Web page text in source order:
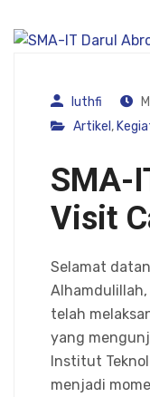
luthfi
Artikel ,
SMA-
Visit
Selamat
Alhamdulillah,
telah
yang
Institut
menjadi